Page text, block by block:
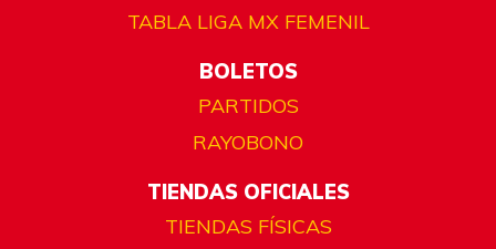
TABLA LIGA MX FEMENIL
BOLETOS
PARTIDOS
RAYOBONO
TIENDAS OFICIALES
TIENDAS FÍSICAS